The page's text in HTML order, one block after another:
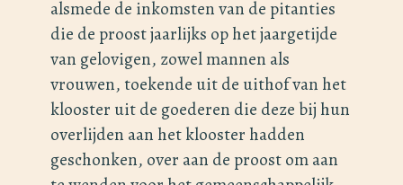
alsmede de inkomsten van de pitanties
die de proost jaarlijks op het jaargetijde
van gelovigen, zowel mannen als
vrouwen, toekende uit de uithof van het
klooster uit de goederen die deze bij hun
overlijden aan het klooster hadden
geschonken, over aan de proost om aan